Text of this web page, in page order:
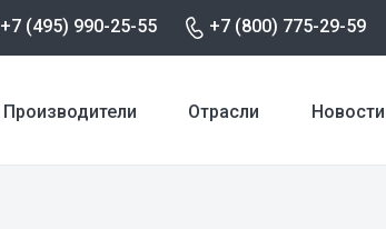
+7 (495) 990-25-55 +7 (800) 775-29-59
Производители Отрасли Новости